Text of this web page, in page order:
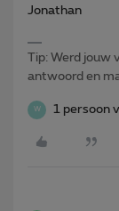
Jonathan
Tip: Werd jouw
antwoord en
W 1 persoon